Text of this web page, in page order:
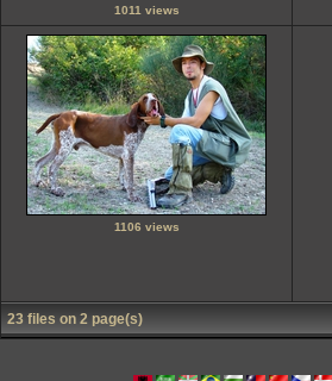
1011 views
1106 views
23 files on 2 page(s)